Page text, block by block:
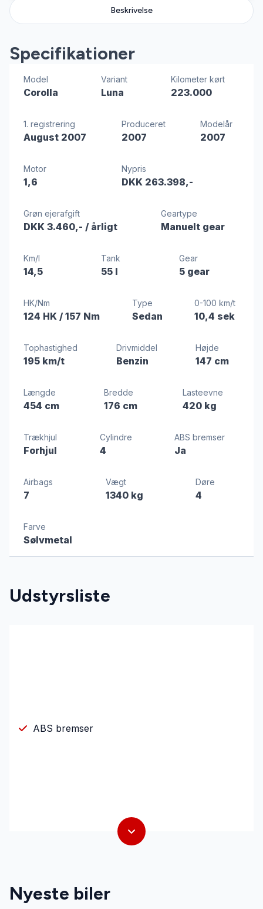
Beskrivelse
Specifikationer
Model
Corolla
Variant
Luna
Kilometer kørt
223.000
1. registrering
August 2007
Produceret
2007
Modelår
2007
Motor
1,6
Nypris
DKK 263.398,-
Grøn ejerafgift
DKK 3.460,- / årligt
Geartype
Manuelt gear
Km/l
14,5
Tank
55 l
Gear
5 gear
HK/Nm
124 HK / 157 Nm
Type
Sedan
0-100 km/t
10,4 sek
Tophastighed
195 km/t
Drivmiddel
Benzin
Højde
147 cm
Længde
454 cm
Bredde
176 cm
Lasteevne
420 kg
Trækhjul
Forhjul
Cylindre
4
ABS bremser
Ja
Airbags
7
Vægt
1340 kg
Døre
4
Farve
Sølvmetal
Udstyrsliste
ABS bremser
Nyeste biler